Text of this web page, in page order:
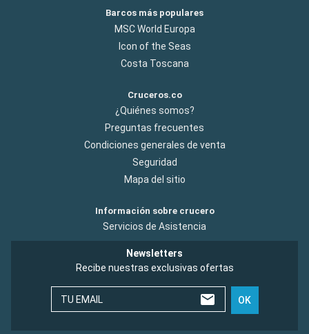
Barcos más populares
MSC World Europa
Icon of the Seas
Costa Toscana
Cruceros.co
¿Quiénes somos?
Preguntas frecuentes
Condiciones generales de venta
Seguridad
Mapa del sitio
Información sobre crucero
Servicios de Asistencia
Newsletters
Recibe nuestras exclusivas ofertas
TU EMAIL OK